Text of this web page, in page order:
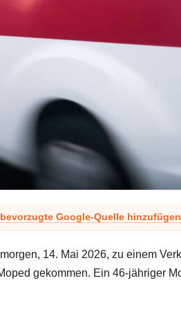
Google-Quelle
14. Mai 2026, zu einem
gekommen. Ein 46-jähriger